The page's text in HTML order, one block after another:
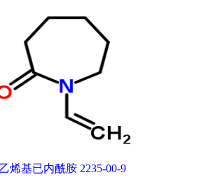
烯基已内酰胺 2235-00-9